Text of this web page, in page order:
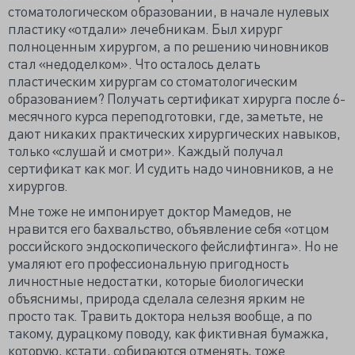
стоматологическом образовании, в начале нулевых
пластику «отдали» лечебникам. Был хирург
полноценным хирургом, а по решению чиновников
стал «недоделком». Что осталось делать
пластическим хирургам со стоматологическим
образованием? Получать сертификат хирурга после 6-
месячного курса переподготовки, где, заметьте, не
дают никаких практических хирургических навыков,
только «слушай и смотри». Каждый получал
сертификат как мог. И судить надо чиновников, а не
хирургов.
Мне тоже не импонирует доктор Мамедов, не
нравится его бахвальство, объявление себя «отцом
российского эндоскопического фейслифтинга». Но не
умаляют его профессиональную пригодность
личностные недостатки, которые биологически
объяснимы, природа сделала селезня ярким не
просто так. Травить доктора нельзя вообще, а по
такому, дурацкому поводу, как фиктивная бумажка,
которую, кстати, собираются отменять, тоже